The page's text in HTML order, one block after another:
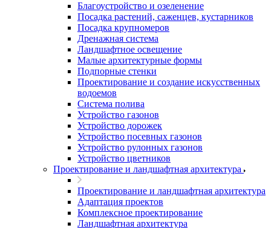
Благоустройство и озеленение
Посадка растений, саженцев, кустарников
Посадка крупномеров
Дренажная система
Ландшафтное освещение
Малые архитектурные формы
Подпорные стенки
Проектирование и создание искусственных
водоемов
Система полива
Устройство газонов
Устройство дорожек
Устройство посевных газонов
Устройство рулонных газонов
Устройство цветников
Проектирование и ландшафтная архитектура
Проектирование и ландшафтная архитектура
Адаптация проектов
Комплексное проектирование
Ландшафтная архитектура